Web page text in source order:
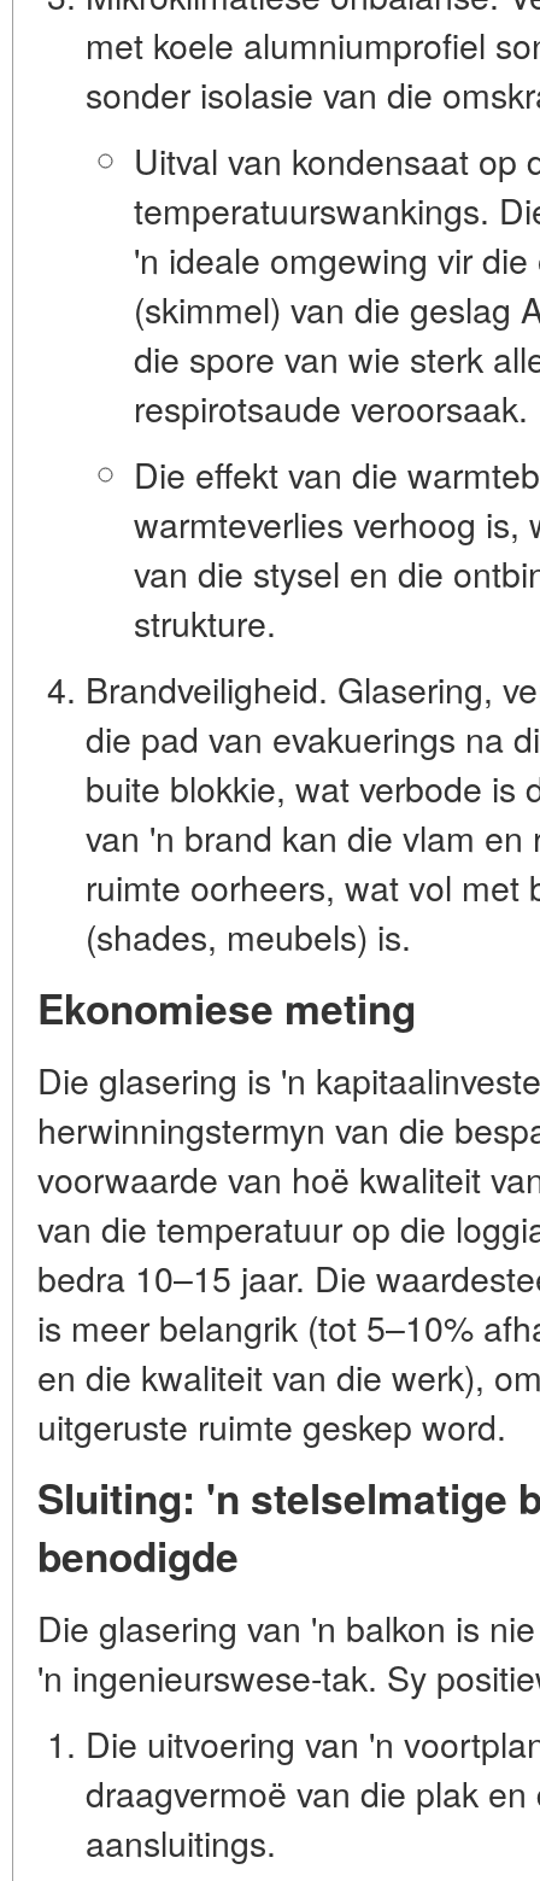
met koele alumniumprofiel
sonder isolasie van die
Uitval van kondensaat op
temperatuurswankings.
'n ideale omgewing vir
(skimmel) van die geslag
die spore van wie sterk
respirotsaude veroorsaak.
Die effekt van die
warmteverlies verhoog is,
van die stysel en die
strukture.
Brandveiligheid. Glasering,
die pad van evakuerings na
buite blokkie, wat verbode is
van 'n brand kan die vlam en
ruimte oorheers, wat vol met
(shades, meubels) is.
Ekonomiese meting
Die glasering is 'n
herwinningstermyn van die
voorwaarde van hoë kwaliteit
van die temperatuur op die
bedra 10–15 jaar. Die
is meer belangrik (tot 5–10%
en die kwaliteit van die werk),
uitgeruste ruimte geskep word.
Sluiting: 'n stelselmatige
benodigde
Die glasering van 'n balkon is
'n ingenieurswese-tak. Sy
Die uitvoering van 'n
draagvermoë van die plak
aansluitings.